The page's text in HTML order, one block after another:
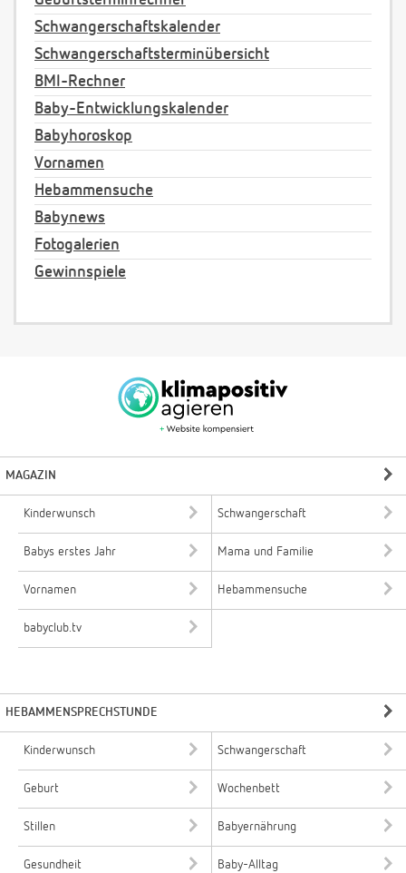
Schwangerschaftskalender
Schwangerschaftsterminübersicht
BMI-Rechner
Baby-Entwicklungskalender
Babyhoroskop
Vornamen
Hebammensuche
Babynews
Fotogalerien
Gewinnspiele
MAGAZIN
Kinderwunsch Schwangerschaft
Babys erstes Jahr Mama und Familie
Vornamen Hebammensuche
babyclub.tv
HEBAMMENSPRECHSTUNDE
Kinderwunsch Schwangerschaft
Geburt Wochenbett
Stillen Babyernährung
Gesundheit Baby-Alltag